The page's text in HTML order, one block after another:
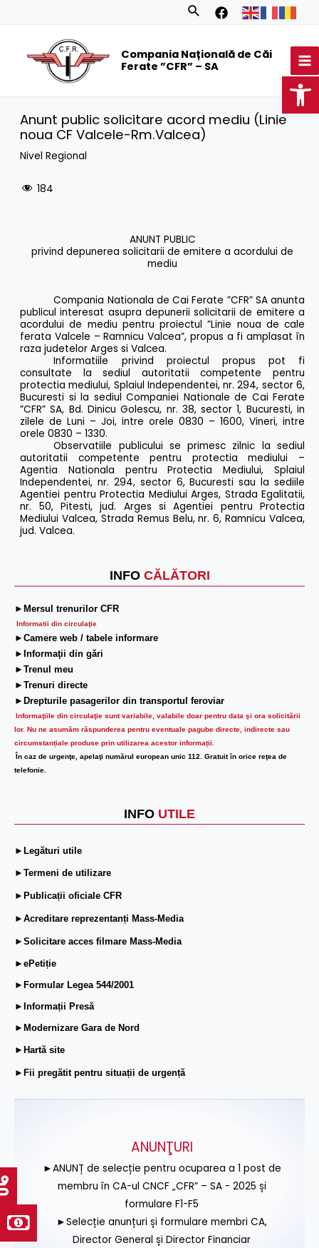
Search
Compania Națională de Căi
Ferate ”CFR” – SA
INFO CĂLĂTORI
►Mersul trenurilor CFR
Informatii din circulaţie
►Camere web / tabele informare
►Informaţii din gări
►Trenul meu
►Trenuri directe
►Drepturile pasagerilor din transportul feroviar
Informaţiile din circulaţie sunt variabile, valabile doar pentru data şi ora solicitării
lor. Nu ne asumăm răspunderea pentru eventuale pagube directe, indirecte sau
circumstanțiale produse prin utilizarea acestor informații.
În caz de urgenţe, apelaţi numărul european unic 112. Gratuit în orice reţea de
telefonie.
INFO UTILE
►Legături utile
►Termeni de utilizare
►Publicații oficiale CFR
►Acreditare reprezentanți Mass-Media
►Solicitare acces filmare Mass-Media
►ePetiție
►Formular Legea 544/2001
►Informații Presă
►Modernizare Gara de Nord
►Hartă site
►Fii pregătit pentru situații de urgență
Anunt public solicitare acord mediu (Linie
noua CF Valcele-Rm.Valcea)
Nivel Regional
184
ANUNT PUBLIC
privind depunerea solicitarii de emitere a acordului de
mediu
Compania Nationala de Cai Ferate ”CFR” SA anunta
publicul interesat asupra depunerii solicitarii de emitere a
acordului de mediu pentru proiectul ”Linie noua de cale
ferata Valcele – Ramnicu Valcea”, propus a fi amplasat în
raza judetelor Arges si Valcea.
Informatiile privind proiectul propus pot fi
consultate la sediul autoritatii competente pentru
protectia mediului, Splaiul Independentei, nr. 294, sector 6,
Bucuresti si la sediul Companiei Nationale de Cai Ferate
”CFR” SA, Bd. Dinicu Golescu, nr. 38, sector 1, Bucuresti, in
zilele de Luni – Joi, intre orele 0830 – 1600, Vineri, intre
orele 0830 – 1330.
Observatiile publicului se primesc zilnic la sediul
autoritatii competente pentru protectia mediului –
Agentia Nationala pentru Protectia Mediului, Splaiul
Independentei, nr. 294, sector 6, Bucuresti sau la sediile
Agentiei pentru Protectia Mediului Arges, Strada Egalitatii,
nr. 50, Pitesti, jud. Arges si Agentiei pentru Protectia
Mediului Valcea, Strada Remus Belu, nr. 6, Ramnicu Valcea,
jud. Valcea.
ANUNŢURI
►ANUNȚ de selecție pentru ocuparea a 1 post de
membru în CA-ul CNCF „CFR” – SA - 2025 și
formulare F1-F5
►Selecție anunțuri și formulare membri CA,
Director General și Director Financiar